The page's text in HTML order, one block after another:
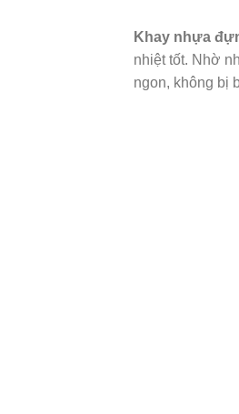
Khay nhựa
nhiệt tốt. Nhờ
ngon, không bị